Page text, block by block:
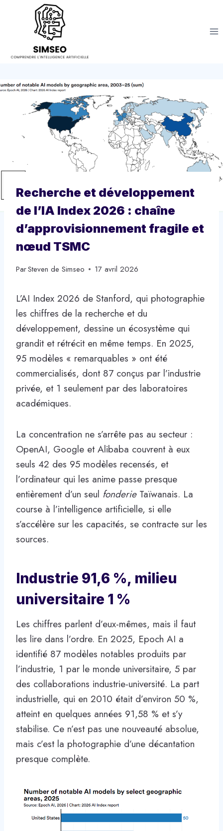
Recherche et développement
de l’IA Index 2026 : chaîne
d’approvisionnement fragile et
nœud TSMC
ParSteven de Simseo 17 avril 2026
L’AI Index 2026 de Stanford, qui photographie
les chiffres de la recherche et du
développement, dessine un écosystème qui
grandit et rétrécit en même temps. En 2025,
95 modèles « remarquables » ont été
commercialisés, dont 87 conçus par l’industrie
privée, et 1 seulement par des laboratoires
académiques.
La concentration ne s’arrête pas au secteur :
OpenAI, Google et Alibaba couvrent à eux
seuls 42 des 95 modèles recensés, et
l’ordinateur qui les anime passe presque
entièrement d’un seul fonderieTaïwanais. La
course à l’intelligence artificielle, si elle
s’accélère sur les capacités, se contracte sur les
sources.
Industrie 91,6 %, milieu
universitaire 1 %
Les chiffres parlent d’eux-mêmes, mais il faut
les lire dans l’ordre. En 2025, Epoch AI a
identifié 87 modèles notables produits par
l’industrie, 1 par le monde universitaire, 5 par
des collaborations industrie-université. La part
industrielle, qui en 2010 était d’environ 50 %,
atteint en quelques années 91,58 % et s’y
stabilise. Ce n’est pas une nouveauté absolue,
mais c’est la photographie d’une décantation
presque complète.